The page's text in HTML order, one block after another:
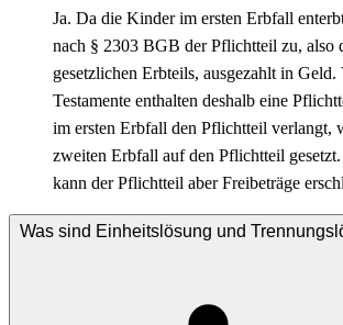
Ja. Da die Kinder im ersten Erbfall
nach § 2303 BGB der Pflichtteil zu, also
gesetzlichen Erbteils, ausgezahlt in
Testamente enthalten deshalb eine
im ersten Erbfall den Pflichtteil verlangt,
zweiten Erbfall auf den Pflichtteil
kann der Pflichtteil aber Freibeträge
Was sind Einheitslösung und